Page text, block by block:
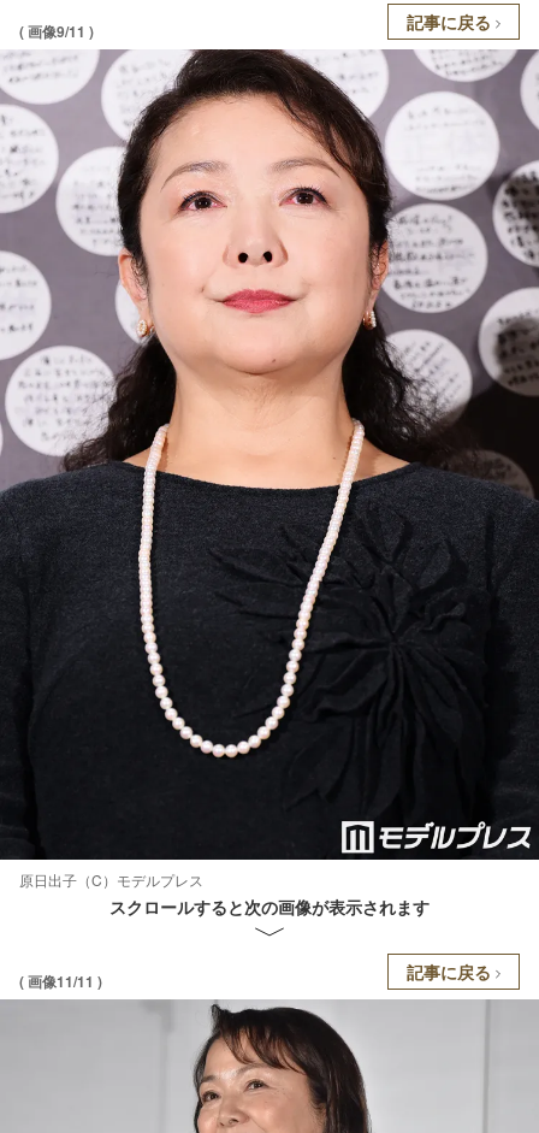
( 画像9/11 ) 記事に戻る
原日出子（C）モデルプレス
スクロールすると次の画像が表示されます
( 画像11/11 ) 記事に戻る